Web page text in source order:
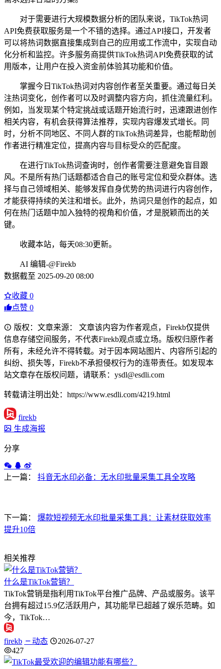
对于需要进行大规模数据分析的团队来说，TikTok热词
API免费获取服务是一个不错的选择。通过API接口，开发者
可以将热词数据直接集成到自己的应用或工作流中，实现自动
化分析和监控。许多服务商提供TikTok热词API免费获取的试
用版本，让用户在投入资金前体验其功能和价值。
掌握今日TikTok热词对内容创作者至关重要。通过每日关
注热词变化，创作者可以及时调整内容方向，抓住流量红利。
例如，当发现某个特定挑战或话题开始流行时，迅速跟进创作
相关内容，有机会获得算法推荐，实现内容爆发式增长。同
时，分析不同地区、不同人群的TikTok热词差异，也能帮助创
作者进行精准定位，提高内容与目标受众的匹配度。
在进行TikTok热词查询时，创作者需要注意避免盲目跟
风。不是所有热门话题都适合自己的账号定位和受众群体。选
择与自己领域相关、能够发挥自身优势的热词进行内容创作，
才能获得持续的关注和增长。此外，热词只是创作的起点，如
何在热门话题中加入独特的视角和价值，才是脱颖而出的关
键。
收藏本站，每天08:30更新。
AI 编辑-@Firekb
数据截至 2025-09-20 08:00
收藏 0
点赞 0
版权：文章来源： 文章该内容为作者观点，Firekb仅提供
信息存储空间服务，不代表Firekb观点或立场。版权归原作者
所有，未经允许不得转载。对于因本网站图片、内容所引起的
纠纷、损失等，Firekb不承担侵权行为的连带责任。如发现本
站文章存在版权问题，请联系：ysdl@esdli.com
转载请注明出处：https://www.esdli.com/4219.html
firekb
生成海报
分享
上一篇： 抖音无水印必备：无水印批量采集工具全攻略
下一篇：
爆款短视频无水印批量采集工具：让素材获取效率
提升10倍
相关推荐
什么是TikTok营销？
TikTok营销是指利用TikTok平台推广品牌、产品或服务。该平
台拥有超过15.9亿活跃用户，其功能早已超越了娱乐范畴。如
今，TikTok…
firekb 动态
2026-07-27
427